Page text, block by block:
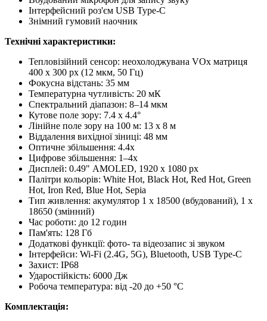
Інтерфейсний роз'єм USB Type-C
Знімний гумовий наочник
Технічні характеристики:
Тепловізійний сенсор: неохолоджувана VOx матриця
400 x 300 px (12 мкм, 50 Гц)
Фокусна відстань: 35 мм
Температурна чутливість: 20 мК
Спектральний діапазон: 8–14 мкм
Кутове поле зору: 7.4 x 4.4°
Лінійне поле зору на 100 м: 13 x 8 м
Віддалення вихідної зіниці: 48 мм
Оптичне збільшення: 4.4x
Цифрове збільшення: 1–4x
Дисплей: 0.49" AMOLED, 1920 x 1080 px
Палітри кольорів: White Hot, Black Hot, Red Hot, Green
Hot, Iron Red, Blue Hot, Sepia
Тип живлення: акумулятор 1 x 18500 (вбудований), 1 x
18650 (змінний)
Час роботи: до 12 годин
Пам'ять: 128 Гб
Додаткові функції: фото- та відеозапис зі звуком
Інтерфейси: Wi-Fi (2.4G, 5G), Bluetooth, USB Type-C
Захист: IP68
Ударостійкість: 6000 Дж
Робоча температура: від -20 до +50 °C
Комплектація: